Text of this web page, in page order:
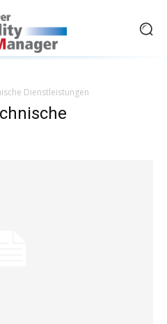
Dienstleistungen